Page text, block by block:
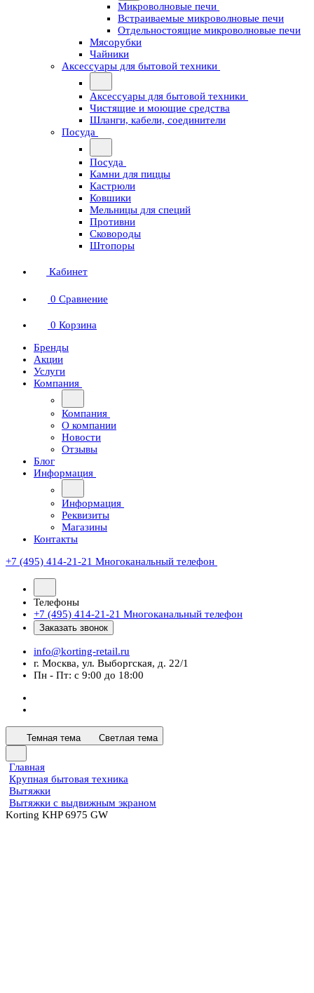
Микроволновые печи
Встраиваемые микроволновые печи
Отдельностоящие микроволновые печи
Мясорубки
Чайники
Аксессуары для бытовой техники
Аксессуары для бытовой техники
Чистящие и моющие средства
Шланги, кабели, соединители
Посуда
Посуда
Камни для пиццы
Кастрюли
Ковшики
Мельницы для специй
Противни
Сковороды
Штопоры
Кабинет
0 Сравнение
0 Корзина
Бренды
Акции
Услуги
Компания
Компания
О компании
Новости
Отзывы
Блог
Информация
Информация
Реквизиты
Магазины
Контакты
+7 (495) 414-21-21 Многоканальный телефон
Телефоны
+7 (495) 414-21-21 Многоканальный телефон
Заказать звонок
info@korting-retail.ru
г. Москва, ул. Выборгская, д. 22/1
Пн - Пт: с 9:00 до 18:00
Темная тема Светлая тема
Главная
Крупная бытовая техника
Вытяжки
Вытяжки с выдвижным экраном
Korting KHP 6975 GW